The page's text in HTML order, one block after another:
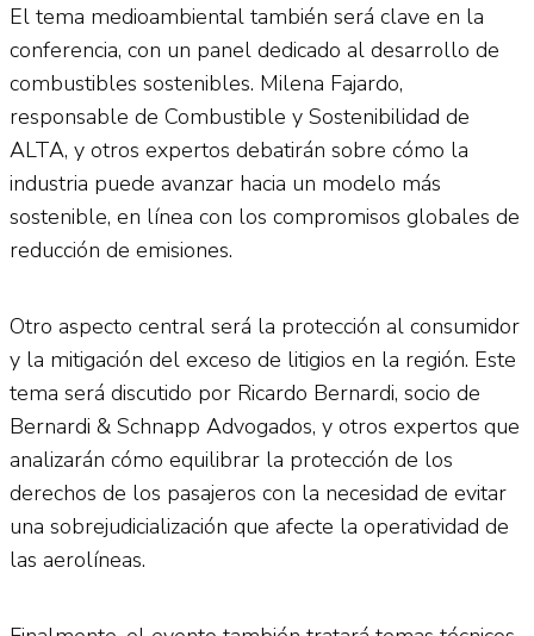
El tema medioambiental también será clave en la
conferencia, con un panel dedicado al desarrollo de
combustibles sostenibles. Milena Fajardo,
responsable de Combustible y Sostenibilidad de
ALTA, y otros expertos debatirán sobre cómo la
industria puede avanzar hacia un modelo más
sostenible, en línea con los compromisos globales de
reducción de emisiones.
Otro aspecto central será la protección al consumidor
y la mitigación del exceso de litigios en la región. Este
tema será discutido por Ricardo Bernardi, socio de
Bernardi & Schnapp Advogados, y otros expertos que
analizarán cómo equilibrar la protección de los
derechos de los pasajeros con la necesidad de evitar
una sobrejudicialización que afecte la operatividad de
las aerolíneas.